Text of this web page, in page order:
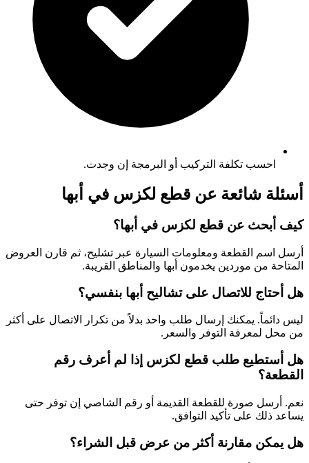
احسب تكلفة التركيب أو البرمجة إن وجدت.
أسئلة شائعة عن قطع لكزس في أبها
كيف أبحث عن قطع لكزس في أبها؟
أرسل اسم القطعة ومعلومات السيارة عبر تشليح، ثم قارن العروض
المتاحة من موردين يخدمون أبها والمناطق القريبة.
هل أحتاج للاتصال على تشاليح أبها بنفسي؟
ليس دائماً. يمكنك إرسال طلب واحد بدلاً من تكرار الاتصال على أكثر
من محل لمعرفة التوفر والسعر.
هل أستطيع طلب قطع لكزس إذا لم أعرف رقم
القطعة؟
نعم. أرسل صورة للقطعة القديمة أو رقم الشاصي إن توفر حتى
يساعد ذلك على تأكيد التوافق.
هل يمكن مقارنة أكثر من عرض قبل الشراء؟